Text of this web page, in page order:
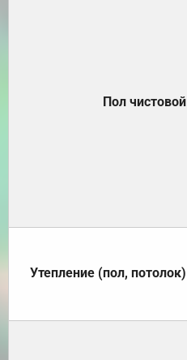
Пол чистовой
Утепление (пол, потолок)